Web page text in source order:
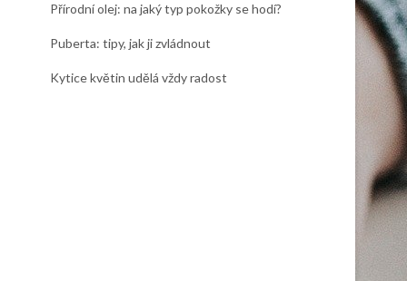
Přírodní olej: na jaký typ pokožky se hodí?
Puberta: tipy, jak ji zvládnout
Kytice květin udělá vždy radost